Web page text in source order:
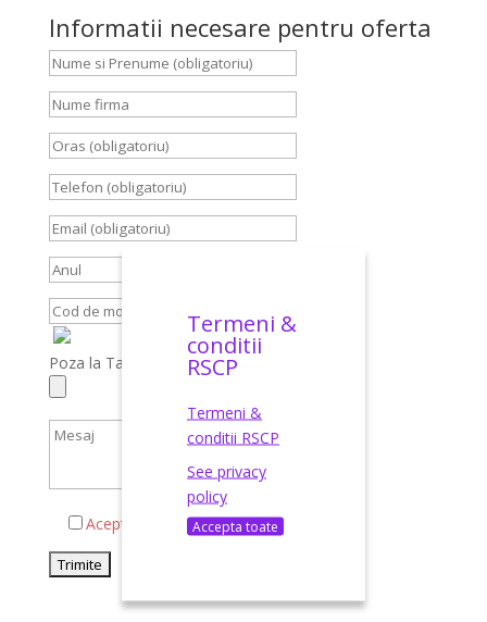
Informatii necesare pentru oferta
Poza la Talon, Carte Identitate, Brief
Acepta termenii si conditiile
Termeni &
conditii
RSCP
Termeni &
conditii RSCP
See privacy
policy
Accepta toate